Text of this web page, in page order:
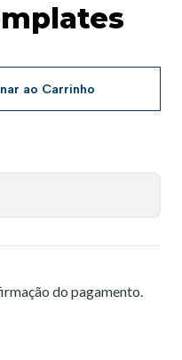
ao Carrinho
do pagamento.